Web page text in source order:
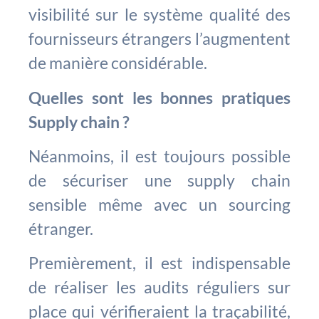
visibilité sur le système qualité des
fournisseurs étrangers l’augmentent
de manière considérable.
Quelles sont les bonnes pratiques
Supply chain ?
Néanmoins, il est toujours possible
de sécuriser une supply chain
sensible même avec un sourcing
étranger.
Premièrement, il est indispensable
de réaliser les audits réguliers sur
place qui vérifieraient la traçabilité,